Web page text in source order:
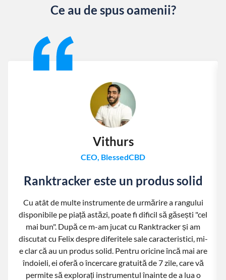
Ce au de spus oamenii?
Vithurs
CEO, BlessedCBD
Ranktracker este un produs solid
Cu atât de multe instrumente de urmărire a rangului
disponibile pe piață astăzi, poate fi dificil să găsești "cel
mai bun". După ce m-am jucat cu Ranktracker și am
discutat cu Felix despre diferitele sale caracteristici, mi-
e clar că au un produs solid. Pentru oricine încă mai are
îndoieli, ei oferă o încercare gratuită de 7 zile, care vă
permite să explorați instrumentul înainte de a lua o